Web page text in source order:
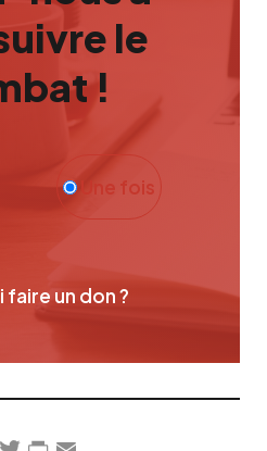
le
!
Une fois
faire un don ?